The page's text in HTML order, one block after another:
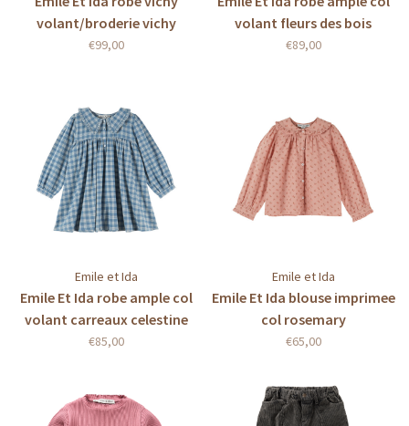
volant/broderie vichy
broderie
€99,00
volant fleurs des bois
€89,00
Emile et Ida
Emile Et Ida robe ample col
volant carreaux celestine
€85,00
Emile et Ida
Emile Et Ida blouse imprimee
col rosemary
€65,00